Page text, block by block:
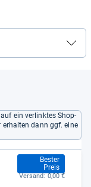
ein verlinktes Shop-
erhalten dann ggf. eine
Bester
Preis
367,99 €
Versand: 0,00 €